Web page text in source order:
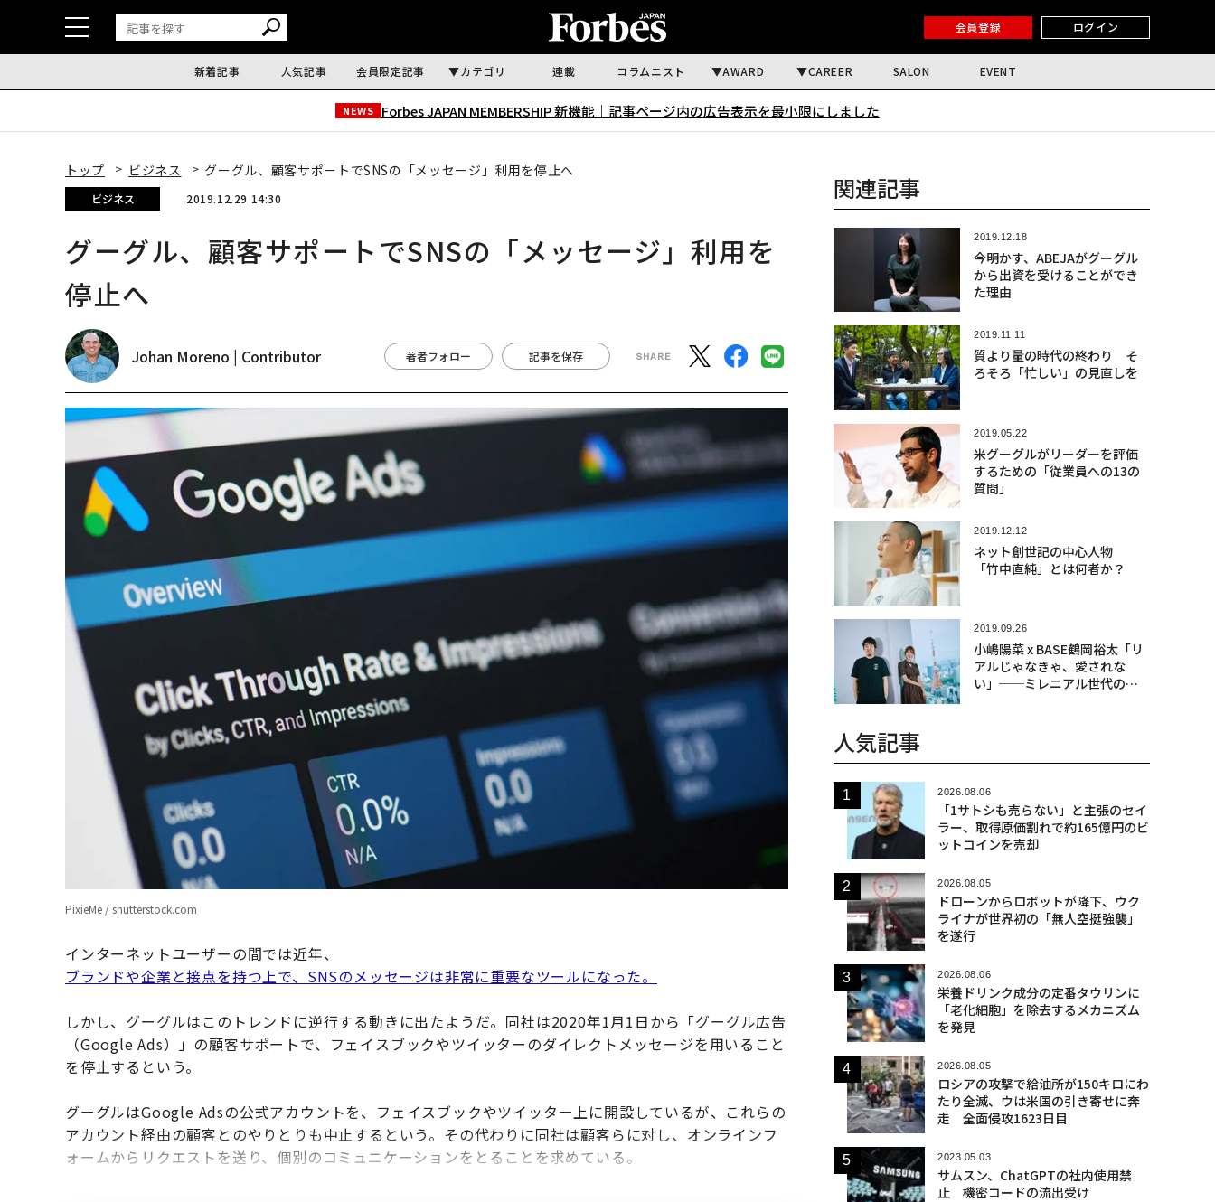
会員登録 ログイン
新着記事 人気記事 会員限定記事 カテゴリ 連載 コラムニスト AWARD CAREER SALON EVENT
NEWS Forbes JAPAN MEMBERSHIP 新機能｜ 記事ページ内の広告表示を最小限にしました
トップ ビジネス グーグル、顧客サポートでSNSの「メッセージ」利用を停止へ
ビジネス 2019.12.29 14:30
グーグル、顧客サポートでSNSの「メッセージ」利用を
停止へ
Johan Moreno | Contributor 著者フォロー 記事を保存
PixieMe / shutterstock.com
インターネットユーザーの間では近年、
ブランドや企業と接点を持つ上で、SNSのメッセージは非常に重要なツールになった。
しかし、グーグルはこのトレンドに逆行する動きに出たようだ。同社は2020年1月1日から「グーグル広告
（Google Ads）」の顧客サポートで、フェイスブックやツイッターのダイレクトメッセージを用いること
を停止するという。
グーグルはGoogle Adsの公式アカウントを、フェイスブックやツイッター上に開設しているが、これらの
アカウント経由の顧客とのやりとりも中止するという。その代わりに同社は顧客らに対し、オンラインフ
ォームからリクエストを送り、個別のコミュニケーションをとることを求めている。
関連記事
2019.12.18
今明かす、ABEJAがグーグル
から出資を受けることができ
た理由
2019.11.11
質より量の時代の終わり そ
ろそろ「忙しい」の見直しを
2019.05.22
米グーグルがリーダーを評価
するための「従業員への13の
質問」
2019.12.12
ネット創世記の中心人物
「竹中直純」とは何者か？
2019.09.26
小嶋陽菜 x BASE鶴岡裕太「リ
アルじゃなきゃ、愛されな
い」──ミレニアル世代の
人気記事
2026.08.06
「1サトシも売らない」と主張のセイ
ラー、取得原価割れで約165億円のビ
ットコインを売却
2026.08.05
ドローンからロボットが降下、ウク
ライナが世界初の「無人空挺強襲」
を遂行
2026.08.06
栄養ドリンク成分の定番タウリンに
「老化細胞」を除去するメカニズム
を発見
2026.08.05
ロシアの攻撃で給油所が150キロにわ
たり全滅、ウは米国の引き寄せに奔
走 全面侵攻1623日目
2023.05.03
サムスン、ChatGPTの社内使用禁
止 機密コードの流出受け